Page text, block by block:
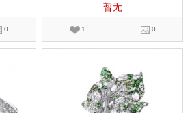
0
暂无
1 0